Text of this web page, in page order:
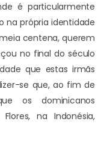
é particularmente
na própria identidade
centena, querem
no final do século
que estas irmãs
se que, ao fim de
os dominicanos
na Indonésia,